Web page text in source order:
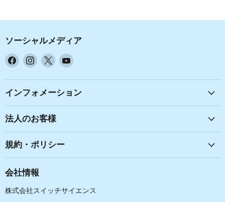
ソーシャルメディア
Facebook
見
つ
て
く
さ
い
Instagram
見
つ
て
く
さ
い
X
見
つ
て
く
さ
い
YouTube
見
つ
い
インフォメーション
法人のお客様
規約・ポリシー
会社情報
株式会社スイッチサイエンス